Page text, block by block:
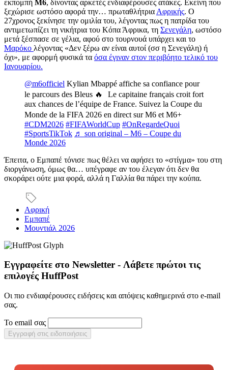
εκπομπή M6, δίνοντας αρκετές ενδιαφέρουσες ατάκες. Εκείνη που
ξεχώρισε ωστόσο αφορά την… πρωταθλήτρια Αφρικής. Ο
27χρονος ξεκίνησε την ομιλία του, λέγοντας πως η πατρίδα του
αντιμετωπίζει τη νικήτρια του Κόπα Άφρικα, τη Σενεγάλη, ωστόσο
μετά ξέσπασε σε γέλια, αφού στο τουρνουά υπάρχει και το
Μαρόκο λέγοντας «Δεν ξέρω αν είναι αυτοί (σσ η Σενεγάλη) ή
όχι», με αφορμή φυσικά τα όσα έγιναν στον περιβόητο τελικό του
Ιανουαρίου.
@m6officiel Kylian Mbappé affiche sa confiance pour
le parcours des Bleus 🔥 Le capitaine français croit fort
aux chances de l’équipe de France. Suivez la Coupe du
Monde de la FIFA 2026 en direct sur M6 et M6+
#CDM2026 #FIFAWorldCup #OnRegardeQuoi
#SportsTikTok ♬ son original – M6 – Coupe du
Monde 2026
Έπειτα, ο Εμπαπέ τόνισε πως θέλει να αφήσει το «στίγμα» του στη
διοργάνωση, όμως θα… υπέγραφε αν του έλεγαν ότι δεν θα
σκοράρει ούτε μια φορά, αλλά η Γαλλία θα πάρει την κούπα.
Αφρική
Εμπαπέ
Μουντιάλ 2026
Εγγραφείτε στο Newsletter - Λάβετε πρώτοι τις
επιλογές HuffPost
Οι πιο ενδιαφέρουσες ειδήσεις και απόψεις καθημερινά στο e-mail
σας.
Το email σας
Εγγραφή στις ειδοποιήσεις